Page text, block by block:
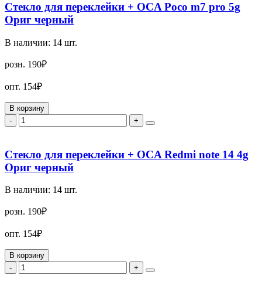
Стекло для переклейки + OCA Poco m7 pro 5g
Ориг черный
В наличии: 14 шт.
розн. 190₽
опт. 154₽
В корзину
-
+
Стекло для переклейки + OCA Redmi note 14 4g
Ориг черный
В наличии: 14 шт.
розн. 190₽
опт. 154₽
В корзину
-
+